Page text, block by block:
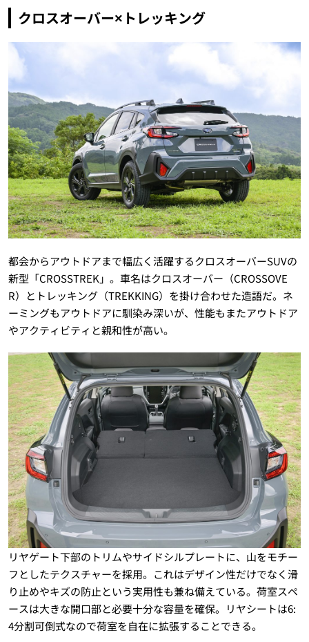
クロスオーバー×トレッキング
都会からアウトドアまで幅広く活躍するクロスオーバーSUVの
新型「CROSSTREK」。車名はクロスオーバー（CROSSOVE
R）とトレッキング（TREKKING）を掛け合わせた造語だ。ネ
ーミングもアウトドアに馴染み深いが、性能もまたアウトドア
やアクティビティと親和性が高い。
リヤゲート下部のトリムやサイドシルプレートに、山をモチー
フとしたテクスチャーを採用。これはデザイン性だけでなく滑
り止めやキズの防止という実用性も兼ね備えている。荷室スペ
ースは大きな開口部と必要十分な容量を確保。リヤシートは6:
4分割可倒式なので荷室を自在に拡張することできる。